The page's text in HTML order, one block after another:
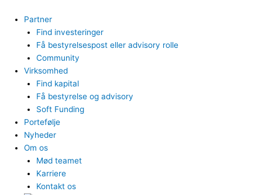
indholdet
Partner
Find investeringer
Få bestyrelsespost eller advisory rolle
Community
Virksomhed
Find kapital
Få bestyrelse og advisory
Soft Funding
Portefølje
Nyheder
Om os
Mød teamet
Karriere
Kontakt os